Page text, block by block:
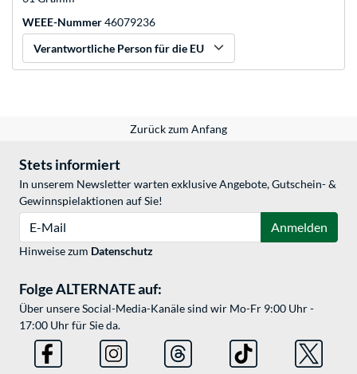
WEEE-Nummer46079236
Verantwortliche Person für die EU
Zurück zum Anfang
Stets informiert
In unserem Newsletter warten exklusive Angebote, Gutschein- &
Gewinnspielaktionen auf Sie!
Anmelden
Hinweise zum Datenschutz
Folge ALTERNATE auf:
Über unsere Social-Media-Kanäle sind wir Mo-Fr 9:00 Uhr -
17:00 Uhr für Sie da.